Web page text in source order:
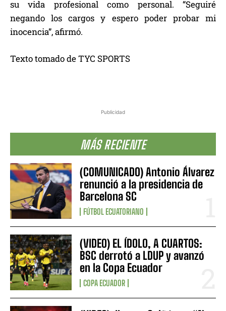
Publicidad
MÁS RECIENTE
(COMUNICADO) Antonio Álvarez
renunció a la presidencia de
Barcelona SC
FÚTBOL ECUATORIANO
(VIDEO) EL ÍDOLO, A CUARTOS:
BSC derrotó a LDUP y avanzó
en la Copa Ecuador
COPA ECUADOR
su vida profesional como personal. “Seguiré
negando los cargos y espero poder probar mi
inocencia”, afirmó.
Texto tomado de TYC SPORTS